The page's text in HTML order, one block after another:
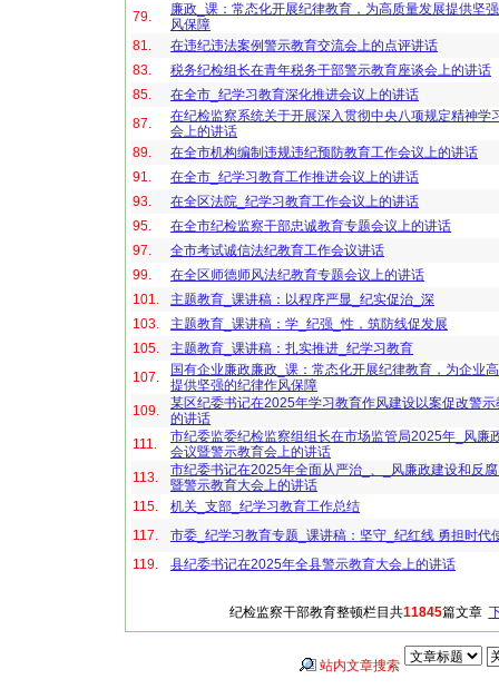
79.
廉政_课：常态化开展纪律教育，为高质量发展提供坚
风保障
81.
在违纪违法案例警示教育交流会上的点评讲话
83.
税务纪检组长在青年税务干部警示教育座谈会上的讲话
85.
在全市_纪学习教育深化推进会议上的讲话
87.
在纪检监察系统关于开展深入贯彻中央八项规定精神学
会上的讲话
89.
在全市机构编制违规违纪预防教育工作会议上的讲话
91.
在全市_纪学习教育工作推进会议上的讲话
93.
在全区法院_纪学习教育工作会议上的讲话
95.
在全市纪检监察干部忠诚教育专题会议上的讲话
97.
全市考试诚信法纪教育工作会议讲话
99.
在全区师德师风法纪教育专题会议上的讲话
101.
主题教育_课讲稿：以程序严显_纪实促治_深
103.
主题教育_课讲稿：学_纪强_性，筑防线促发展
105.
主题教育_课讲稿：扎实推进_纪学习教育
107.
国有企业廉政廉政_课：常态化开展纪律教育，为企业
提供坚强的纪律作风保障
109.
某区纪委书记在2025年学习教育作风建设以案促改警
的讲话
111.
市纪委监委纪检监察组组长在市场监管局2025年_风廉
会议暨警示教育会上的讲话
113.
市纪委书记在2025年全面从严治_、_风廉政建设和反
暨警示教育大会上的讲话
115.
机关_支部_纪学习教育工作总结
117.
市委_纪学习教育专题_课讲稿：坚守_纪红线 勇担时代
119.
县纪委书记在2025年全县警示教育大会上的讲话
纪检监察干部教育整顿栏目共11845篇文章
站内文章搜索